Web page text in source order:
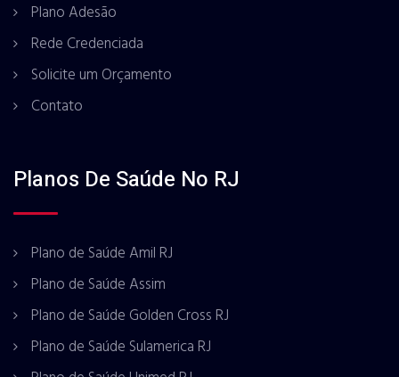
Plano Adesão
Rede Credenciada
Solicite um Orçamento
Contato
Planos De Saúde No RJ
Plano de Saúde Amil RJ
Plano de Saúde Assim
Plano de Saúde Golden Cross RJ
Plano de Saúde Sulamerica RJ